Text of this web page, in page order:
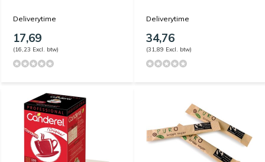
Deliverytime
17,69
(16,23 Excl. btw)
Deliverytime
34,76
(31,89 Excl. btw)